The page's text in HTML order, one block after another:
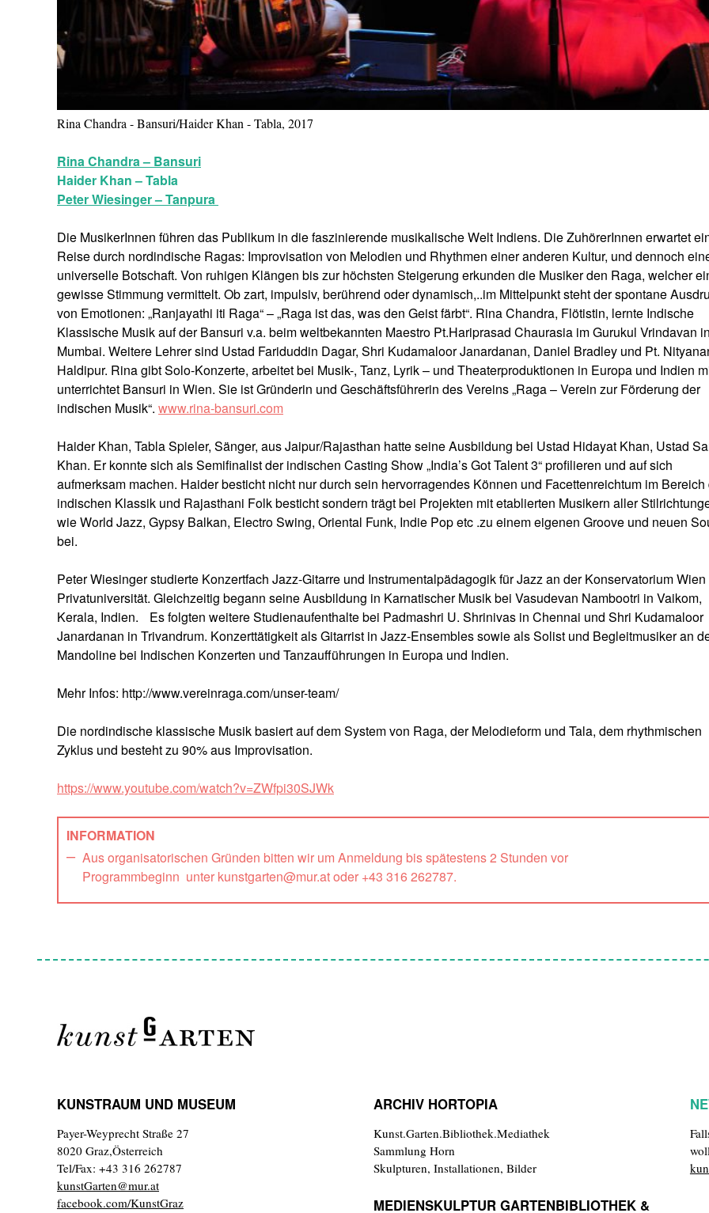
Rina Chandra - Bansuri/Haider Khan - Tabla, 2017
Rina Chandra – Bansuri
Haider Khan – Tabla
Peter Wiesinger – Tanpura
Die MusikerInnen führen das Publikum in die faszinierende musikalische Welt Indiens. Die ZuhörerInnen erwartet
Reise durch nordindische Ragas: Improvisation von Melodien und Rhythmen einer anderen Kultur, und dennoch
universelle Botschaft. Von ruhigen Klängen bis zur höchsten Steigerung erkunden die Musiker den Raga, welcher
gewisse Stimmung vermittelt. Ob zart, impulsiv, berührend oder dynamisch,..im Mittelpunkt steht der spontane
von Emotionen: „Ranjayathi iti Raga“ – „Raga ist das, was den Geist färbt“. Rina Chandra, Flötistin, lernte Indische
Klassische Musik auf der Bansuri v.a. beim weltbekannten Maestro Pt.Hariprasad Chaurasia im Gurukul Vrindavan in
Mumbai. Weitere Lehrer sind Ustad Fariduddin Dagar, Shri Kudamaloor Janardanan, Daniel Bradley und Pt.
Haldipur. Rina gibt Solo-Konzerte, arbeitet bei Musik-, Tanz, Lyrik – und Theaterproduktionen in Europa und Indien
unterrichtet Bansuri in Wien. Sie ist Gründerin und Geschäftsführerin des Vereins „Raga – Verein zur Förderung der
indischen Musik“. www.rina-bansuri.com
Haider Khan, Tabla Spieler, Sänger, aus Jaipur/Rajasthan hatte seine Ausbildung bei Ustad Hidayat Khan, Ustad
Khan. Er konnte sich als Semifinalist der indischen Casting Show „India’s Got Talent 3“ profilieren und auf sich
aufmerksam machen. Haider besticht nicht nur durch sein hervorragendes Können und Facettenreichtum im Bereich
indischen Klassik und Rajasthani Folk besticht sondern trägt bei Projekten mit etablierten Musikern aller
wie World Jazz, Gypsy Balkan, Electro Swing, Oriental Funk, Indie Pop etc .zu einem eigenen Groove und neuen
bei.
Peter Wiesinger studierte Konzertfach Jazz-Gitarre und Instrumentalpädagogik für Jazz an der Konservatorium Wien
Privatuniversität. Gleichzeitig begann seine Ausbildung in Karnatischer Musik bei Vasudevan Nambootri in Vaikom,
Kerala, Indien. Es folgten weitere Studienaufenthalte bei Padmashri U. Shrinivas in Chennai und Shri Kudamaloor
Janardanan in Trivandrum. Konzerttätigkeit als Gitarrist in Jazz-Ensembles sowie als Solist und Begleitmusiker an
Mandoline bei Indischen Konzerten und Tanzaufführungen in Europa und Indien.
Mehr Infos: http://www.vereinraga.com/unser-team/
Die nordindische klassische Musik basiert auf dem System von Raga, der Melodieform und Tala, dem rhythmischen
Zyklus und besteht zu 90% aus Improvisation.
https://www.youtube.com/watch?v=ZWfpi30SJWk
INFORMATION
Aus organisatorischen Gründen bitten wir um Anmeldung bis spätestens 2 Stunden vor
Programmbeginn unter kunstgarten@mur.at oder +43 316 262787.
KUNSTRAUM UND MUSEUM
Payer-Weyprecht Straße 27
8020 Graz,Österreich
Tel/Fax: +43 316 262787
kunstGarten@mur.at
facebook.com/KunstGraz
ARCHIV HORTOPIA
Kunst.Garten.Bibliothek.Mediathek
Sammlung Horn
Skulpturen, Installationen, Bilder
MEDIENSKULPTUR GARTENBIBLIOTHEK &